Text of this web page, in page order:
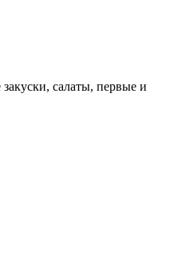
салаты, первые и